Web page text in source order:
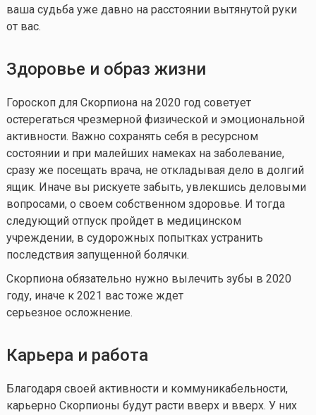
ваша судьба уже давно на расстоянии вытянутой руки
от вас.
Здоровье и образ жизни
Гороскоп для Скорпиона на 2020 год советует
остерегаться чрезмерной физической и эмоциональной
активности. Важно сохранять себя в ресурсном
состоянии и при малейших намеках на заболевание,
сразу же посещать врача, не откладывая дело в долгий
ящик. Иначе вы рискуете забыть, увлекшись деловыми
вопросами, о своем собственном здоровье. И тогда
следующий отпуск пройдет в медицинском
учреждении, в судорожных попытках устранить
последствия запущенной болячки.
Скорпиона обязательно нужно вылечить зубы в 2020
году, иначе к 2021 вас тоже ждет
серьезное осложнение.
Карьера и работа
Благодаря своей активности и коммуникабельности,
карьерно Скорпионы будут расти вверх и вверх. У них